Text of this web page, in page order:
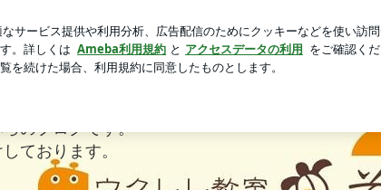
ーン ロ
どみらのブログ
のブログです。
ております。